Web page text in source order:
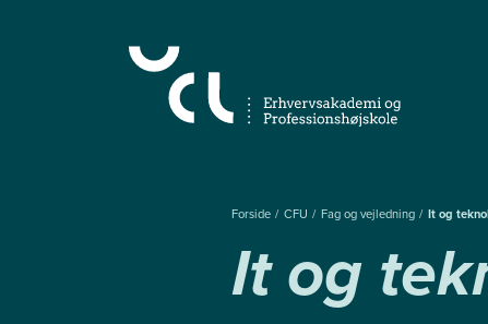
Forside CFU Fag og vejledning It og
It og